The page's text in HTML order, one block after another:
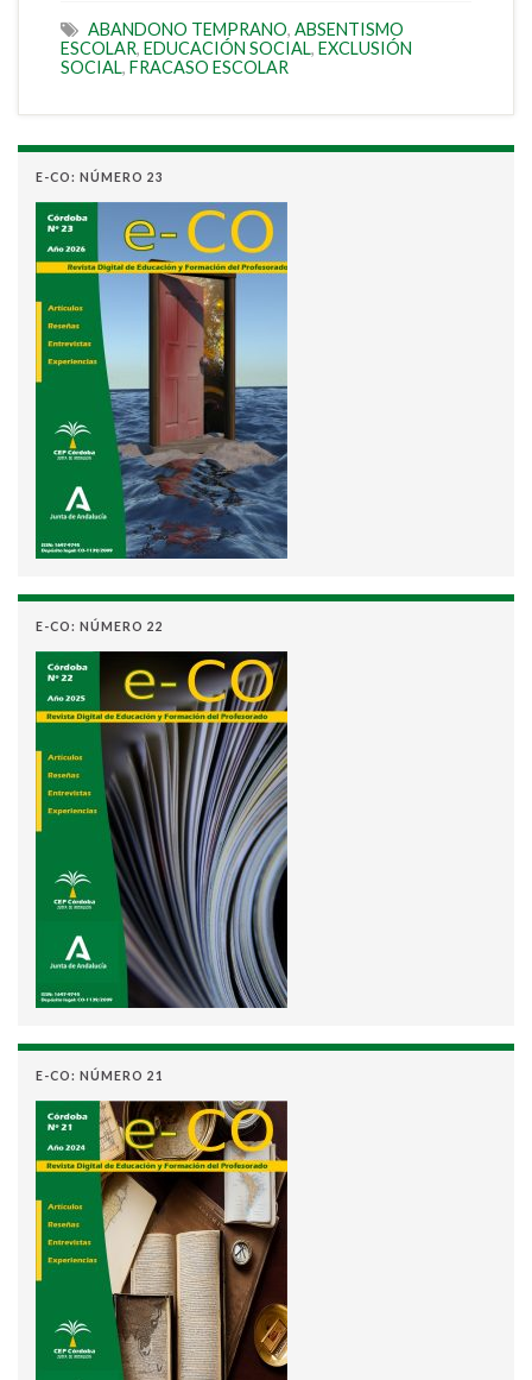
ABANDONO TEMPRANO, ABSENTISMO
ESCOLAR, EDUCACIÓN SOCIAL, EXCLUSIÓN
SOCIAL, FRACASO ESCOLAR
E-CO: NÚMERO 23
E-CO: NÚMERO 22
E-CO: NÚMERO 21